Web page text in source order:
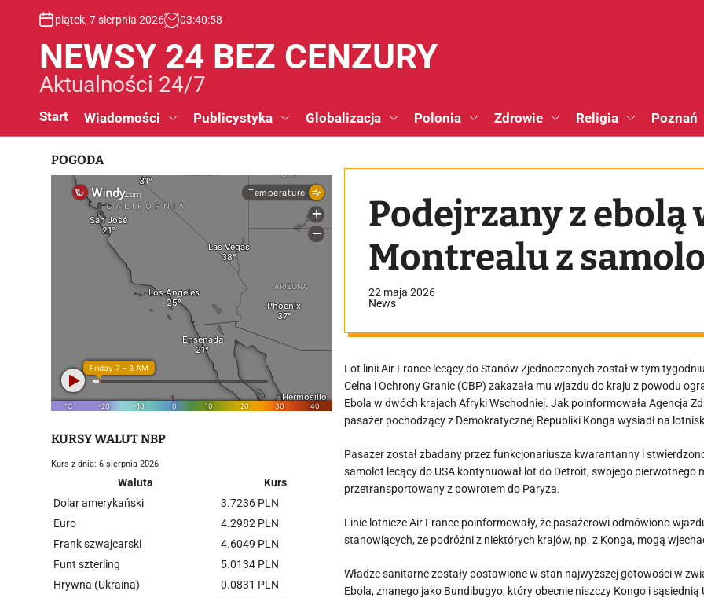
piątek, 7 sierpnia 2026 03:40:59
NEWSY 24 BEZ CENZURY
Aktualności 24/7
Start Wiadomości Publicystyka Globalizacja Polonia Zdrowie Religia Poznań
Podejrzany z ebolą
Montrealu z
22 maja 2026
News
Lot linii Air France lecący do Stanów Zjednoczonych został w tym
Celna i Ochrony Granic (CBP) zakazała mu wjazdu do kraju z powodu
Ebola w dwóch krajach Afryki Wschodniej. Jak poinformowała Agencja
pasażer pochodzący z Demokratycznej Republiki Konga wysiadł na
Pasażer został zbadany przez funkcjonariusza kwarantanny i
samolot lecący do USA kontynuował lot do Detroit, swojego pierwotnego
przetransportowany z powrotem do Paryża.
Linie lotnicze Air France poinformowały, że pasażerowi odmówiono
stanowiących, że podróżni z niektórych krajów, np. z Konga, mogą
Władze sanitarne zostały postawione w stan najwyższej gotowości w
Ebola, znanego jako Bundibugyo, który obecnie niszczy Kongo i sąsiednią
POGODA
KURSY WALUT NBP
Kurs z dnia: 6 sierpnia 2026
Waluta
Kurs
Dolar amerykański
3.7236 PLN
Euro
4.2982 PLN
Frank szwajcarski
4.6049 PLN
Funt szterling
5.0134 PLN
Hrywna (Ukraina)
0.0831 PLN